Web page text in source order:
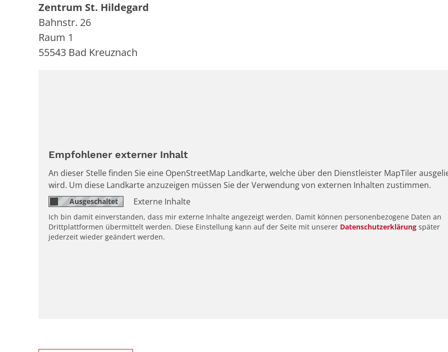
Zentrum St. Hildegard
Bahnstr. 26
Raum 1
55543 Bad Kreuznach
Empfohlener externer Inhalt
An dieser Stelle finden Sie eine OpenStreetMap Landkarte, welche über den Dienstleister MapTiler
wird. Um diese Landkarte anzuzeigen müssen Sie der Verwendung von externen Inhalten zustimmen.
Externe Inhalte
Ich bin damit einverstanden, dass mir externe Inhalte angezeigt werden. Damit können personenbezogene Daten an
Drittplattformen übermittelt werden. Diese Einstellung kann auf der Seite mit unserer Datenschutzerklärung später
jederzeit wieder geändert werden.